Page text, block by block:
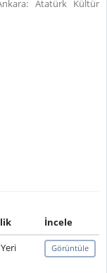
Atatürk Kültür
İncele
Görüntüle